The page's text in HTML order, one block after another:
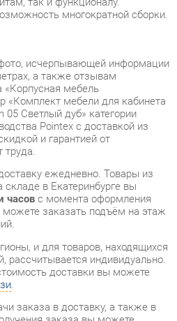
а также отзывам
мебель
мебели для кабинета
Светлый дуб» категории
Pointex с доставкой из
и гарантией от
ежедневно. Товары из
в Екатеринбурге вы
с момента оформления
заказать подъём на этаж
и для товаров, находящихся
индивидуально.
доставки вы можете
.
заказа в доставку, а также в
заказа вы можете
решение об отказе от покупки.
готовые комплекты
Если Вы
- мы заменим поврежденную
товара -бесплатна .